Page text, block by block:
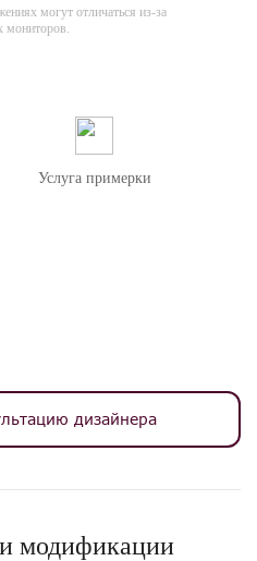
могут отличаться из-за
мониторов.
Услуга примерки
дизайнера
модификации